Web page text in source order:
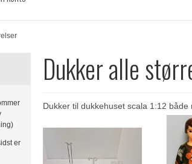
er
Dukker alle
Dukker til dukkehuset scala 1:12